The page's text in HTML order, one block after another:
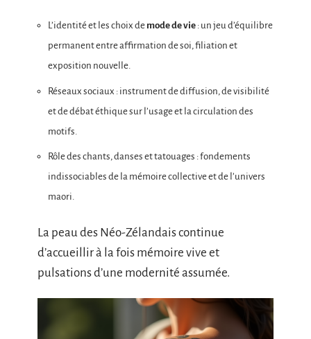
L’identité et les choix de mode de vie : un jeu d’équilibre
permanent entre affirmation de soi, filiation et
exposition nouvelle.
Réseaux sociaux : instrument de diffusion, de visibilité
et de débat éthique sur l’usage et la circulation des
motifs.
Rôle des chants, danses et tatouages : fondements
indissociables de la mémoire collective et de l’univers
maori.
La peau des Néo-Zélandais continue
d’accueillir à la fois mémoire vive et
pulsations d’une modernité assumée.